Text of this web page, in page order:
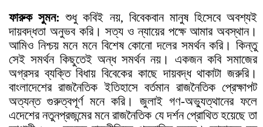
ফারুক সুমন: শুধু কবিই নয়, বিবেকবান মানুষ হিসেবে অবশ্যই
দায়বদ্ধতা অনুভব করি। সত্য ও ন্যায়ের পক্ষে আমার অবস্থান।
আমিও নিশ্চয় মনে মনে বিশেষ কোনো দলের সমর্থন করি। কিন্তু
সেই সমর্থন কিছুতেই অন্ধ সমর্থন নয়। একজন কবি সমাজের
অগ্রসর ব্যক্তি বিধায় বিবেকের কাছে দায়বদ্ধ থাকাটা জরুরি।
বাংলাদেশের রাজনৈতিক ইতিহাসে বর্তমান রাজনৈতিক প্রেক্ষাপট
অত্যন্ত গুরুত্বপূর্ণ মনে করি। জুলাই গণ-অভ্যুত্থানের ফলে
এদেশের নতুনপ্রজন্মের মনে রাজনৈতিক যে দর্শন প্রোথিত হয়েছে তা